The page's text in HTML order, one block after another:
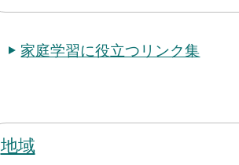
家庭学習に役立つリンク集
地域